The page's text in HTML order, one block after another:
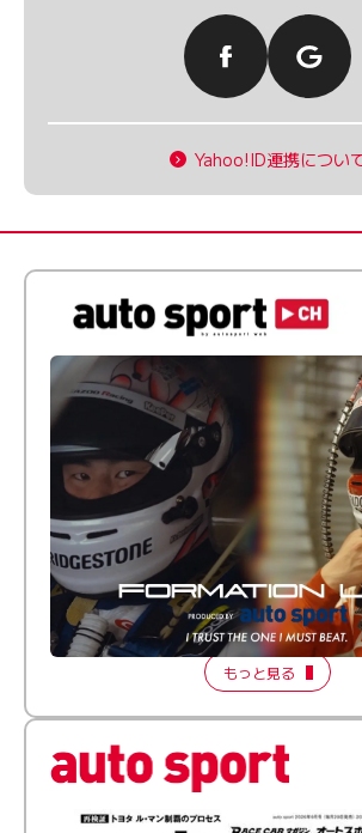
Yahoo!ID連携につい
倒す相手を、信じてる。小林利徠
【FORMATION LAP Produced by
2026 Episode 2
もっと見る